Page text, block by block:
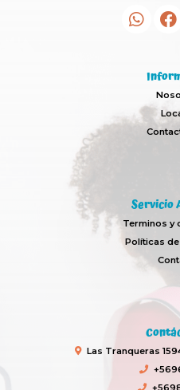
Servicio
Terminos y
Políticas
Las Tranqueras